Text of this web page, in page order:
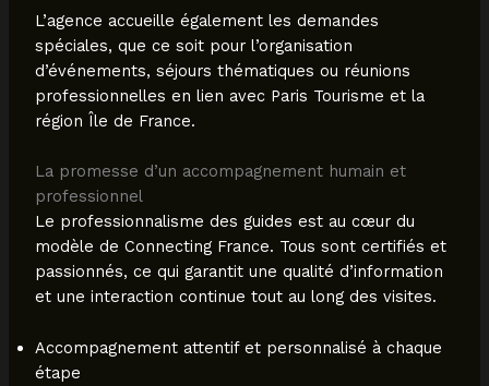
L’agence accueille également les demandes
spéciales, que ce soit pour l’organisation
d’événements, séjours thématiques ou réunions
professionnelles en lien avec Paris Tourisme et la
région Île de France.
La promesse d’un accompagnement humain et
professionnel
Le professionnalisme des guides est au cœur du
modèle de Connecting France. Tous sont certifiés et
passionnés, ce qui garantit une qualité d’information
et une interaction continue tout au long des visites.
Accompagnement attentif et personnalisé à chaque
étape